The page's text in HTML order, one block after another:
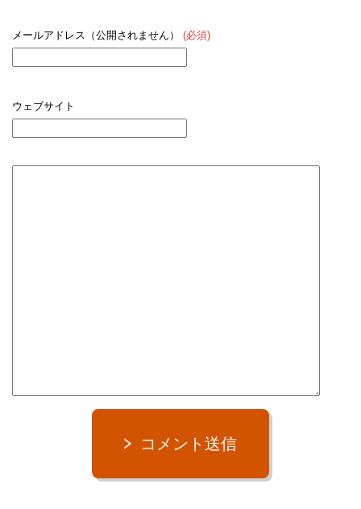
メールアドレス（公開されません） (必須)
ウェブサイト
コメント送信